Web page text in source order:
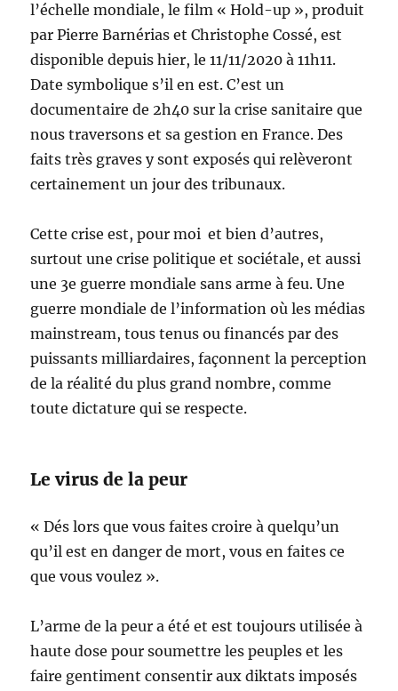
l’échelle mondiale, le film « Hold-up », produit
par Pierre Barnérias et Christophe Cossé, est
disponible depuis hier, le 11/11/2020 à 11h11.
Date symbolique s’il en est. C’est un
documentaire de 2h40 sur la crise sanitaire que
nous traversons et sa gestion en France. Des
faits très graves y sont exposés qui relèveront
certainement un jour des tribunaux.
Cette crise est, pour moi et bien d’autres,
surtout une crise politique et sociétale, et aussi
une 3e guerre mondiale sans arme à feu. Une
guerre mondiale de l’information où les médias
mainstream, tous tenus ou financés par des
puissants milliardaires, façonnent la perception
de la réalité du plus grand nombre, comme
toute dictature qui se respecte.
Le virus de la peur
« Dés lors que vous faites croire à quelqu’un
qu’il est en danger de mort, vous en faites ce
que vous voulez ».
L’arme de la peur a été et est toujours utilisée à
haute dose pour soumettre les peuples et les
faire gentiment consentir aux diktats imposés